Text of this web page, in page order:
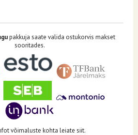
pakkuja saate valida ostukorvis makset
sooritades.
võimaluste kohta leiate siit.